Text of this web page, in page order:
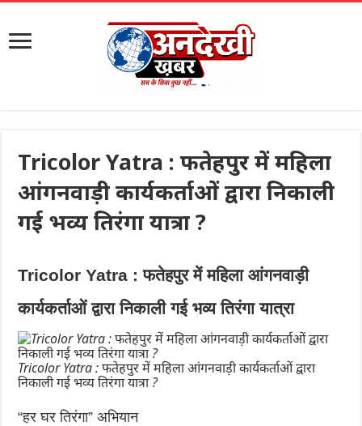
Tricolor Yatra : फतेहपुर में महिला
आंगनवाड़ी कार्यकर्ताओं द्वारा निकाली
गई भव्य तिरंगा यात्रा ?
Tricolor Yatra : फतेहपुर में महिला आंगनवाड़ी
कार्यकर्ताओं द्वारा निकाली गई भव्य तिरंगा यात्रा
Tricolor Yatra : फतेहपुर में महिला आंगनवाड़ी कार्यकर्ताओं द्वारा
निकाली गई भव्य तिरंगा यात्रा ?
“हर घर तिरंगा” अभियान